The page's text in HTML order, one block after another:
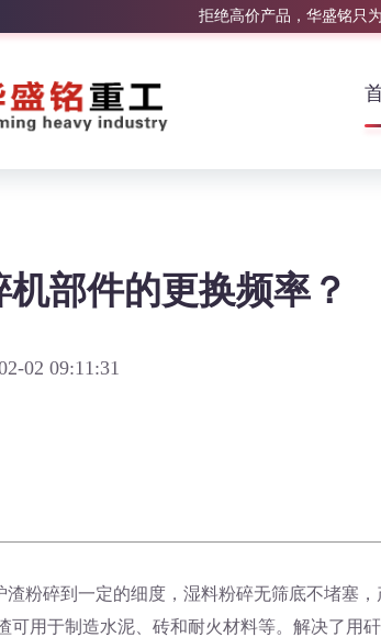
拒绝高价产品，华盛铭只
部件的更换频率？
02 09:11:31
渣粉碎到一定的细度，湿料粉碎无筛底不堵塞
可用于制造水泥、砖和耐火材料等。解决了用